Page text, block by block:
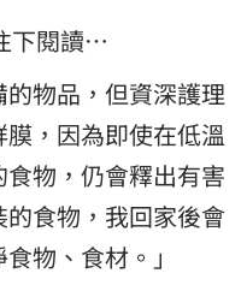
下閱讀…
物品，但資深護理
，因為即使在低溫
食物，仍會釋出有害
食物，我回家後會
物、食材。」